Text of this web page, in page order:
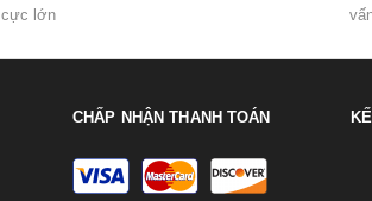
cực lớn
CHẤP NHẬN THANH TOÁN